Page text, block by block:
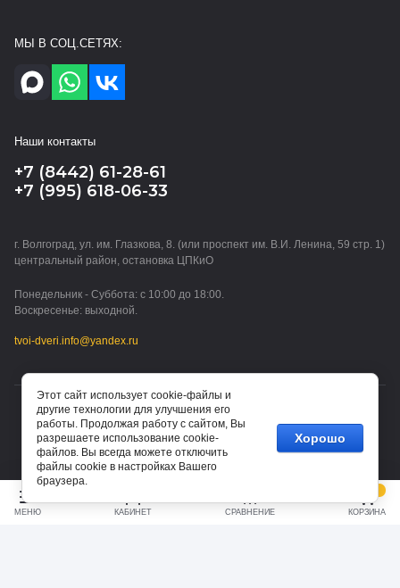
МЫ В СОЦ.СЕТЯХ:
Наши контакты
+7 (8442) 61-28-61
+7 (995) 618-06-33
г. Волгоград, ул. им. Глазкова, 8. (или проспект им. В.И. Ленина, 59 стр. 1)
центральный район, остановка ЦПКиО
Понедельник - Суббота: с 10:00 до 18:00.
Воскресенье: выходной.
tvoi-dveri.info@yandex.ru
© 2015 - 2026 ТВОИ ДВЕРИ (ИП Водорезов Дмитрий
Владимирович)
МЕНЮ КАБИНЕТ СРАВНЕНИЕ КОРЗИНА
Этот сайт использует cookie-файлы и
другие технологии для улучшения его
работы. Продолжая работу с сайтом, Вы
разрешаете использование cookie-
файлов. Вы всегда можете отключить
файлы cookie в настройках Вашего
браузера.
Хорошо